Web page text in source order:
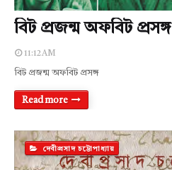
বিট প্রজন্ম অফবিট প্রসঙ্গ
11:12 AM
বিট প্রজন্ম অফবিট প্রসঙ্গ
Read more
দেবীপ্রসাদ চট্টোপাধ্যায়